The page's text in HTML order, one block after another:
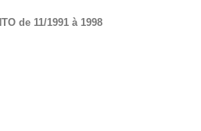
de 11/1991 à 1998